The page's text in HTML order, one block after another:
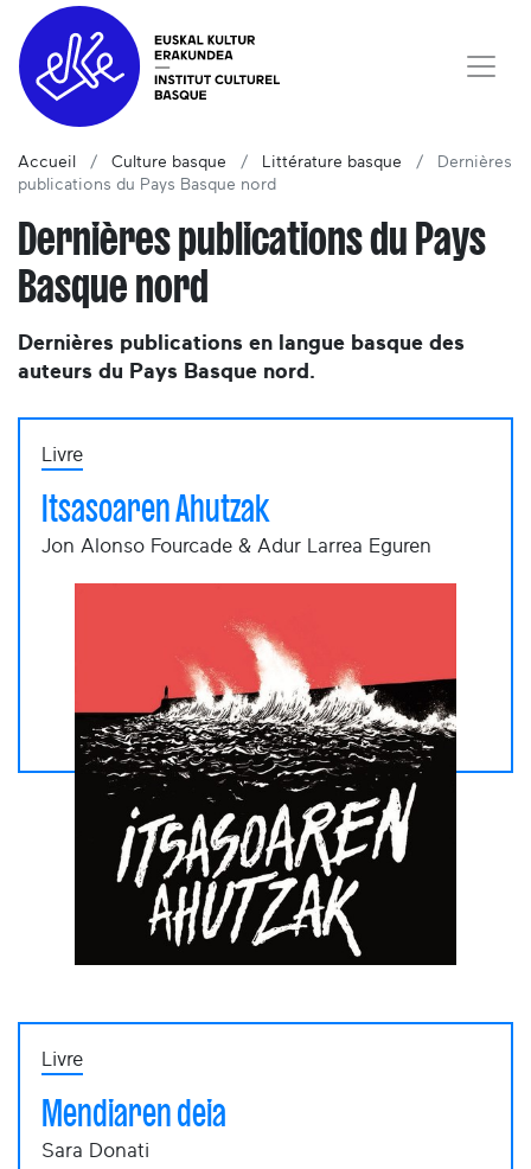
Accueil Culture basque Littérature basque
Dernières
publications du Pays Basque nord
Dernières publications du Pays
Basque nord
Dernières publications en langue basque des
auteurs du Pays Basque nord.
Livre
Itsasoaren Ahutzak
Jon Alonso Fourcade & Adur Larrea Eguren
Livre
Mendiaren deia
Sara Donati